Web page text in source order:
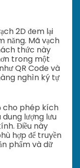
2D đem lại
năng. Mã vạch
thức này
trong một
QR Code và
nghìn ký tự
cho phép kích
lượng lưu
Điều này
hợp để truyền
phẩm và dữ